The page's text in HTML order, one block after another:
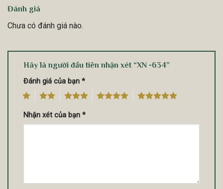
Đánh giá
Chưa có đánh giá nào.
Hãy là người đầu tiên nhận xét “XN -634”
Đánh giá của bạn *
4 5
Nhận xét của bạn *